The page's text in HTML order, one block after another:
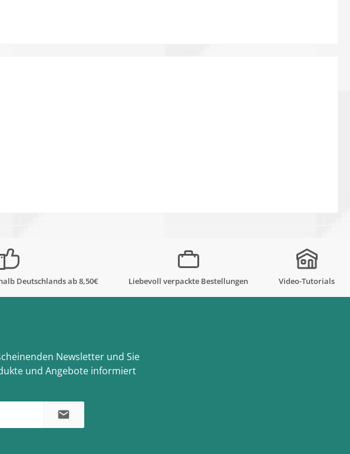
Deutschlands ab 8,50€ Liebevoll verpackte Bestellungen Video-Tutorials
Newsletter und Sie
und Angebote informiert